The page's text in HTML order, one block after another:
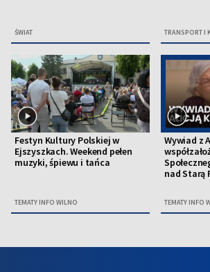
ŚWIAT TRANSPORT I
Festyn Kultury Polskiej w
Ejszyszkach. Weekend pełen
muzyki, śpiewu i tańca
TEMATY INFO WILNO
Wywiad z
nad Starą
TEMATY INFO